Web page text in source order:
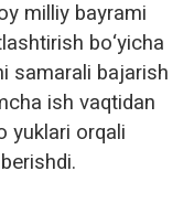
milliy bayrami
bo‘yicha
samarali bajarish
ish vaqtidan
yuklari orqali